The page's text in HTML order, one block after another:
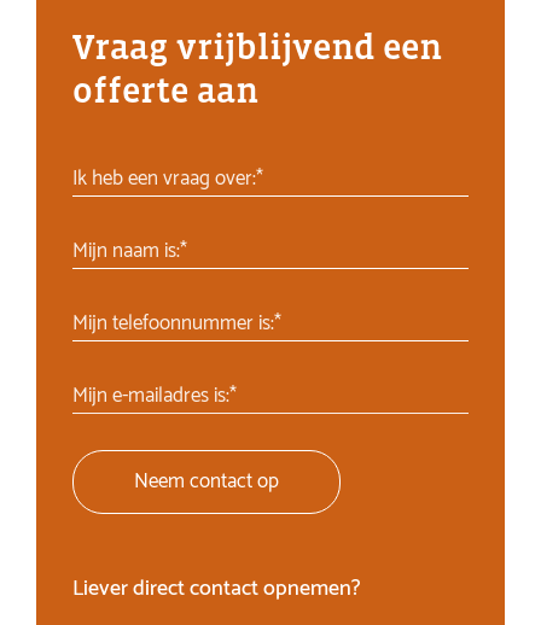
Vraag vrijblijvend een
offerte aan
Ik heb een vraag over:*
Mijn naam is:*
Mijn telefoonnummer is:*
Mijn e-mailadres is:*
Neem contact op
Liever direct contact opnemen?